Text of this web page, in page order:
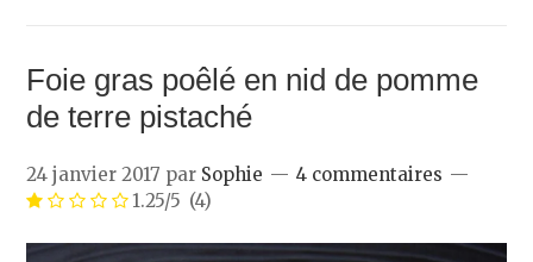
Foie gras poêlé en nid de pomme
de terre pistaché
24 janvier 2017 par Sophie
4 commentaires
1.25/5 (4)